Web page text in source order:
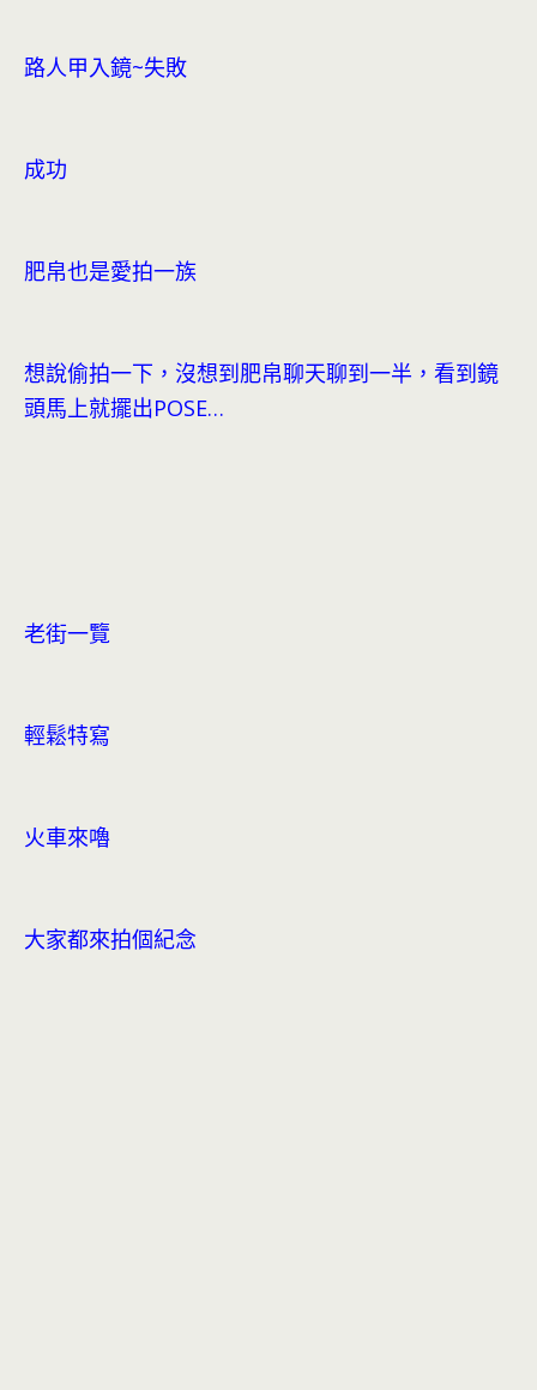
路人甲入鏡~失敗
成功
肥帛也是愛拍一族
想說偷拍一下，沒想到肥帛聊天聊到一半，看到鏡
頭馬上就擺出POSE…
老街一覽
輕鬆特寫
火車來嚕
大家都來拍個紀念